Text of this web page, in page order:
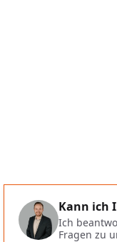
Kann ich
Ich
Fragen zu